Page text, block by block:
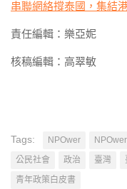
串聯網絡撐泰國，集結
責任編輯：樂亞妮
核稿編輯：高翠敏
Tags: NPOwer
公民社會
政治 臺灣
青年政策白皮書